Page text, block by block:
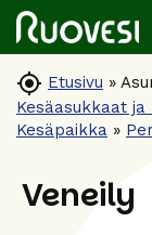
 Etusivu »
Kesäasukkaat
Kesäpaikka »
Veneily